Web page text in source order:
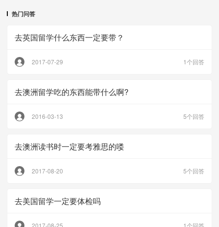
热门问答
去英国留学什么东西一定要带？
2017-07-29 1个回答
去澳洲留学吃的东西能带什么啊?
2016-03-13 5个回答
去澳洲读书时一定要考雅思的喽
2017-08-20 5个回答
去美国留学一定要体检吗
2017-08-25 1个回答